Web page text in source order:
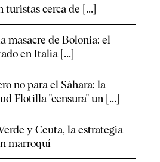
turistas cerca de [...]
masacre de Bolonia: el
en Italia [...]
no para el Sáhara: la
Flotilla "censura" un [...]
y Ceuta, la estrategia
marroquí